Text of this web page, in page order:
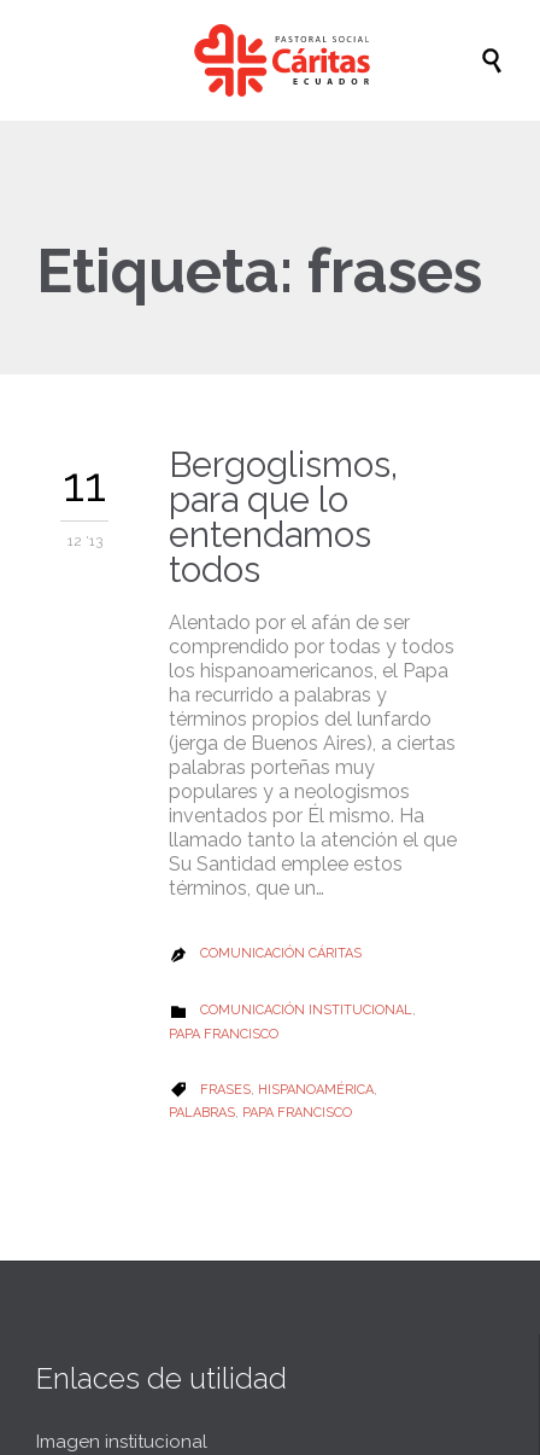

Etiqueta: frases
11
12 '13
Bergoglismos,
para que lo
entendamos
todos
Alentado por el afán de ser
comprendido por todas y todos
los hispanoamericanos, el Papa
ha recurrido a palabras y
términos propios del lunfardo
(jerga de Buenos Aires), a ciertas
palabras porteñas muy
populares y a neologismos
inventados por Él mismo. Ha
llamado tanto la atención el que
Su Santidad emplee estos
términos, que un…
 COMUNICACIÓN CÁRITAS
 CATEGORY
COMUNICACIÓN INSTITUCIONAL,
PAPA FRANCISCO
 CATEGORY
FRASES HISPANOAMÉRICA
PALABRAS, PAPA FRANCISCO
Enlaces de utilidad
Imagen institucional